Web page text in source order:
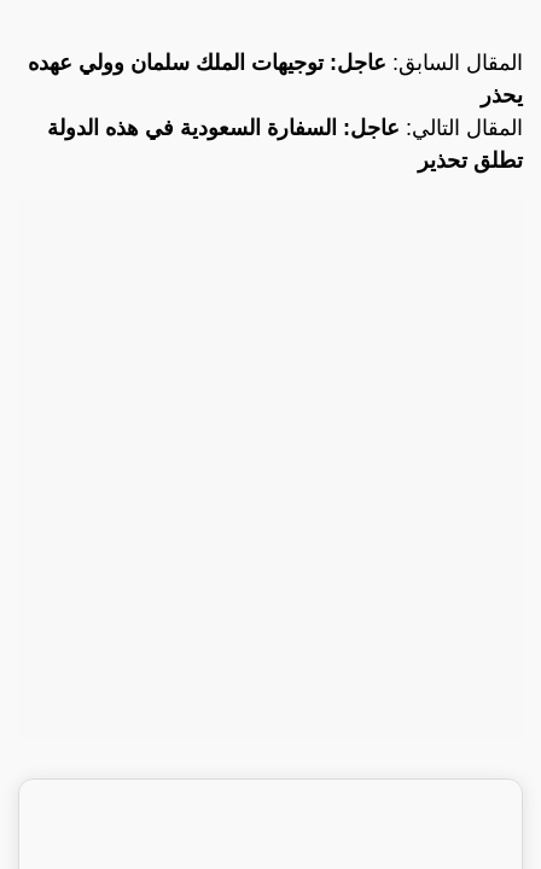
المقال السابق: عاجل: توجيهات الملك سلمان وولي عهده
يحذر
المقال التالي: عاجل: السفارة السعودية في هذه الدولة
تطلق تحذير